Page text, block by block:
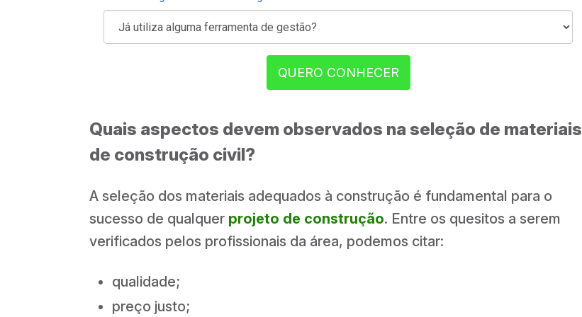
QUERO CONHECER
Quais aspectos devem observados na seleção de materiais
de construção civil?
A seleção dos materiais adequados à construção é fundamental para o
sucesso de qualquer projeto de construção. Entre os quesitos a serem
verificados pelos profissionais da área, podemos citar:
qualidade;
preço justo;